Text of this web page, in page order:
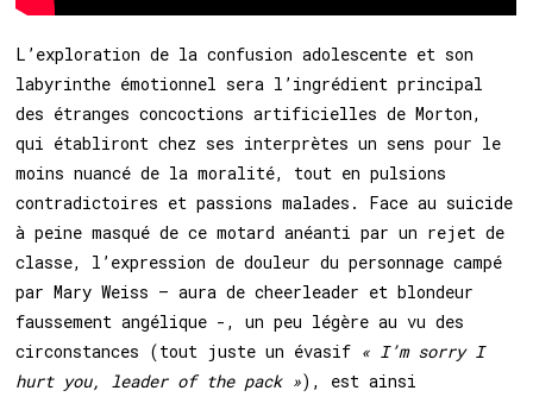
L’exploration de la confusion adolescente et son
labyrinthe émotionnel sera l’ingrédient principal
des étranges concoctions artificielles de Morton,
qui établiront chez ses interprètes un sens pour le
moins nuancé de la moralité, tout en pulsions
contradictoires et passions malades. Face au suicide
à peine masqué de ce motard anéanti par un rejet de
classe, l’expression de douleur du personnage campé
par Mary Weiss – aura de cheerleader et blondeur
faussement angélique -, un peu légère au vu des
circonstances (tout juste un évasif « I’m sorry I
hurt you, leader of the pack »), est ainsi